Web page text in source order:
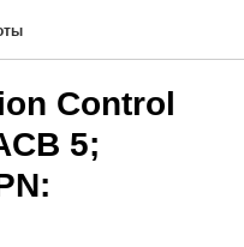
Control
5;